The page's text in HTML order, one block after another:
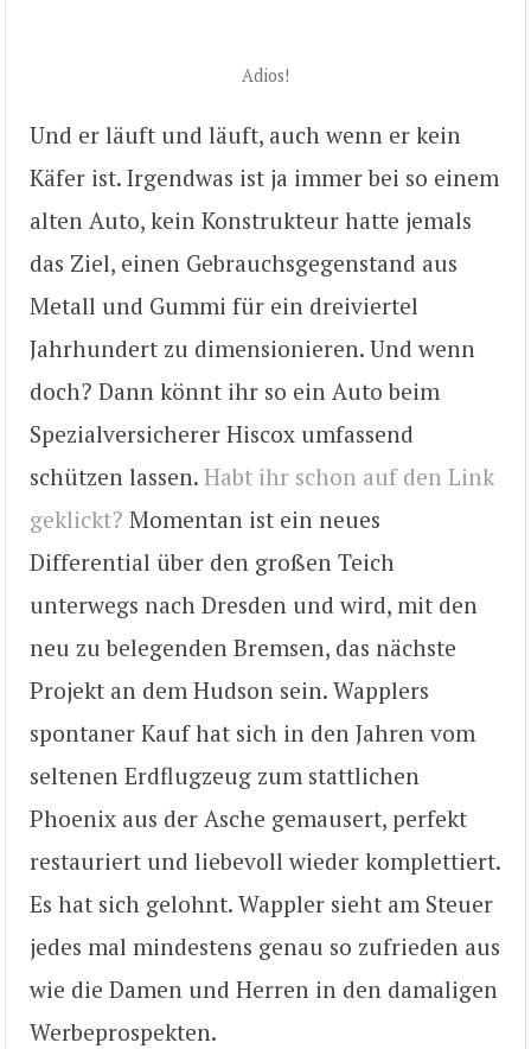
Adios!
Und er läuft und läuft, auch wenn er kein
Käfer ist. Irgendwas ist ja immer bei so einem
alten Auto, kein Konstrukteur hatte jemals
das Ziel, einen Gebrauchsgegenstand aus
Metall und Gummi für ein dreiviertel
Jahrhundert zu dimensionieren. Und wenn
doch? Dann könnt ihr so ein Auto beim
Spezialversicherer Hiscox umfassend
schützen lassen. Habt ihr schon auf den Link
geklickt? Momentan ist ein neues
Differential über den großen Teich
unterwegs nach Dresden und wird, mit den
neu zu belegenden Bremsen, das nächste
Projekt an dem Hudson sein. Wapplers
spontaner Kauf hat sich in den Jahren vom
seltenen Erdflugzeug zum stattlichen
Phoenix aus der Asche gemausert, perfekt
restauriert und liebevoll wieder komplettiert.
Es hat sich gelohnt. Wappler sieht am Steuer
jedes mal mindestens genau so zufrieden aus
wie die Damen und Herren in den damaligen
Werbeprospekten.